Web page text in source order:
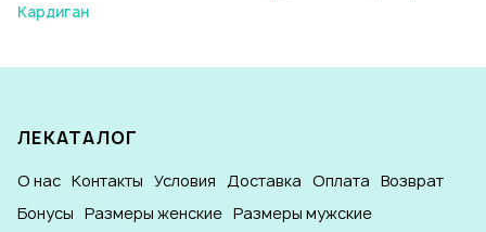
Кардиган
ЛЕКАТАЛОГ
О нас Контакты Условия Доставка Оплата Возврат
Бонусы Размеры женские Размеры мужские